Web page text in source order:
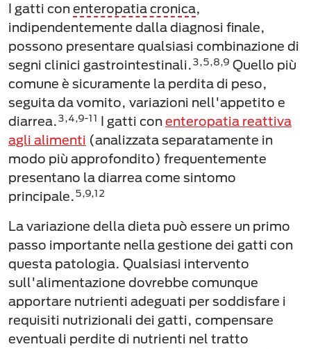
I gatti conenteropatia cronica,
indipendentemente dalla diagnosi finale,
possono presentare qualsiasi combinazione di
segni clinici gastrointestinali.3,5,8,9 Quello più
comune è sicuramente la perdita di peso,
seguita da vomito, variazioni nell'appetito e
diarrea.3,4,9-11 I gatti conenteropatia reattiva
agli alimenti (analizzata separatamente in
modo più approfondito) frequentemente
presentano la diarrea come sintomo
principale.5,9,12
La variazione della dieta può essere un primo
passo importante nella gestione dei gatti con
questa patologia. Qualsiasi intervento
sull'alimentazione dovrebbe comunque
apportare nutrienti adeguati per soddisfare i
requisiti nutrizionali dei gatti, compensare
eventuali perdite di nutrienti nel tratto